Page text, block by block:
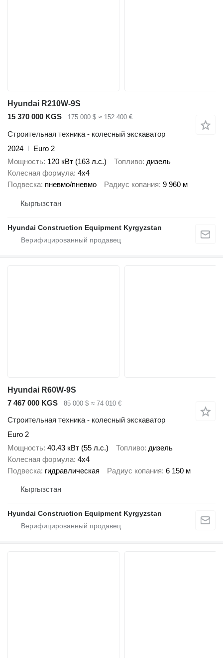
Hyundai R210W-9S
15 370 000 KGS
175 000 $ ≈ 152 400 €
Строительная техника - колесный экскаватор
2024
Euro 2
Мощность 120 кВт (163 л.с.) Топливо дизель
Колесная формула 4x4
Подвеска пневмо/пневмо Радиус копания 9 960 м
Кыргызстан
Hyundai Construction Equipment Kyrgyzstan
Hyundai R60W-9S
7 467 000 KGS
85 000 $ ≈ 74 010 €
Строительная техника - колесный экскаватор
Euro 2
Мощность 40.43 кВт (55 л.с.) Топливо дизель
Колесная формула 4x4
Подвеска гидравлическая Радиус копания 6 150 м
Кыргызстан
Hyundai Construction Equipment Kyrgyzstan